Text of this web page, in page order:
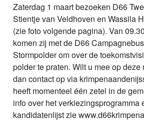
Zaterdag 1 maart bezoeken D66
Stientje van Veldhoven en Wassila
(zie foto volgende pagina). Van
komen zij met de D66
Stormpolder om over de
polder te praten. Wilt u mee op deze
dan contact op via
heeft momenteel één zetel in de
info over het verkiezingsprogramma
kandidatenlijst zie